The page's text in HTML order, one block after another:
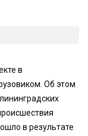
в
Об этом
в результате